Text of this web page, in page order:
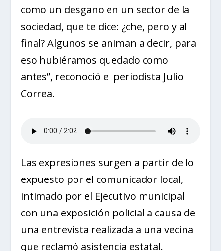
como un desgano en un sector de la
sociedad, que te dice: ¿che, pero y al
final? Algunos se animan a decir, para
eso hubiéramos quedado como
antes”, reconoció el periodista Julio
Correa.
Las expresiones surgen a partir de lo
expuesto por el comunicador local,
intimado por el Ejecutivo municipal
con una exposición policial a causa de
una entrevista realizada a una vecina
que reclamó asistencia estatal.